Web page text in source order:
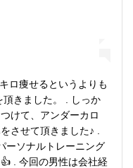
ロ痩せるというよりも
頂きました。 . しっか
けて、アンダーカロ
させて頂きました♪ .
ーソナルトレーニング
. 今回の男性は会社経